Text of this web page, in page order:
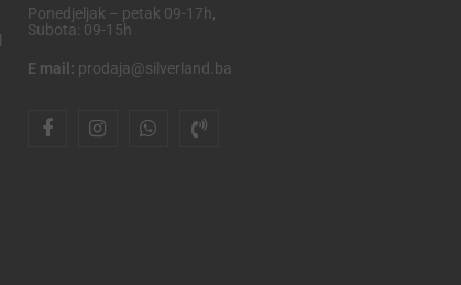
Ponedjeljak – petak 09-17h,
Subota: 09-15h
E mail: prodaja@silverland.ba